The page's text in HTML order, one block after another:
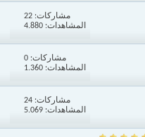
مشاركات:22
المشاهدات: 4.880
مشاركات:0
المشاهدات: 1.360
مشاركات:24
المشاهدات: 5.069